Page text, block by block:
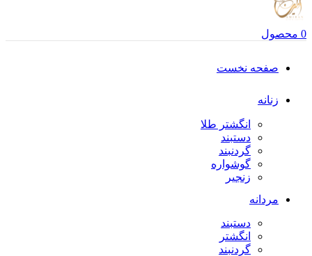
0 محصول
صفحه نخست
زنانه
انگشتر طلا
دستبند
گردنبند
گوشواره
زنجیر
مردانه
دستبند
انگشتر
گردنبند